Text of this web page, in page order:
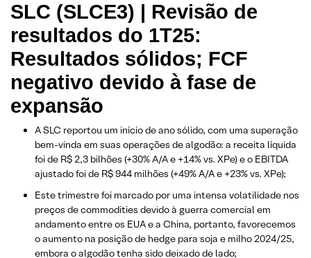
SLC (SLCE3) | Revisão de
resultados do 1T25:
Resultados sólidos; FCF
negativo devido à fase de
expansão
A SLC reportou um início de ano sólido, com uma superação
bem-vinda em suas operações de algodão: a receita líquida
foi de R$ 2,3 bilhões (+30% A/A e +14% vs. XPe) e o EBITDA
ajustado foi de R$ 944 milhões (+49% A/A e +23% vs. XPe);
Este trimestre foi marcado por uma intensa volatilidade nos
preços de commodities devido à guerra comercial em
andamento entre os EUA e a China, portanto, favorecemos
o aumento na posição de hedge para soja e milho 2024/25,
embora o algodão tenha sido deixado de lado;